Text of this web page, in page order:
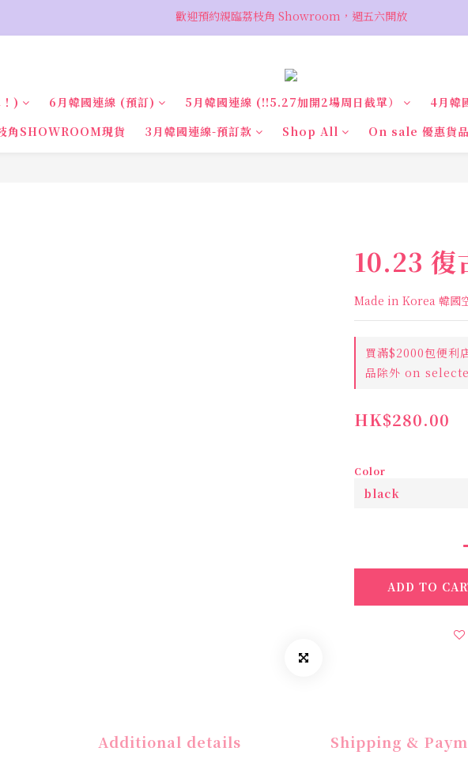
VIP 輸入優惠代碼『VIPSALE』可享折上折優惠，低至78折
VIP 輸入優惠代碼『VIPSALE』可享折上折優惠，低至78折
) 6月韓國連線 (預訂) 5月韓國連線 (‼️5.27加開2場周日截單） 4月韓
角SHOWROOM現貨 3月韓國連線-預訂款 Shop All On sale 優惠貨品
10.23 復
Made in Korea 韓國
買滿$2000包便利
品除外 on
HK$280.00
Color
ADD TO
Additional details Shipping &